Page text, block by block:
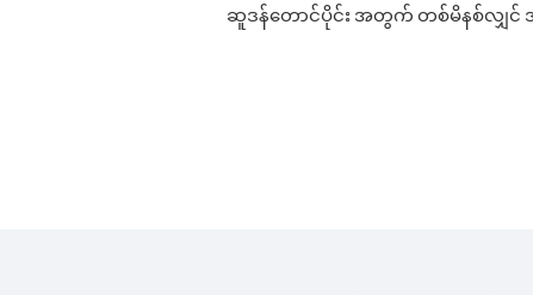
ဆူဒန်တောင်ပိုင်း အတွက် တစ်မိနစ်လျှင်